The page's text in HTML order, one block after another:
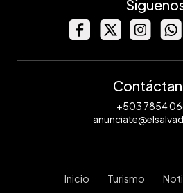
+503 7854
Inicio Turismo